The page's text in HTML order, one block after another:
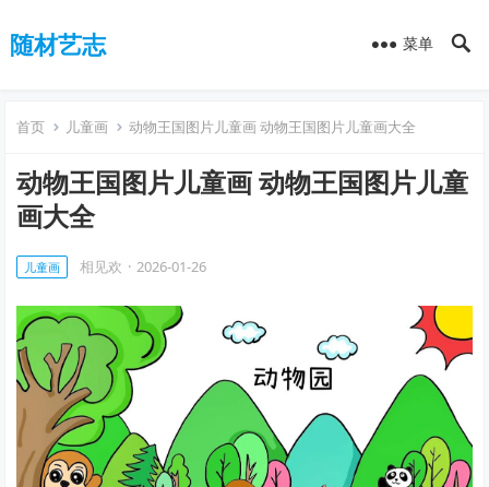
随材艺志 菜单
首页 儿童画 动物王国图片儿童画 动物王国图片儿童画大全
动物王国图片儿童画 动物王国图片儿童
画大全
儿童画 相见欢 · 2026-01-26